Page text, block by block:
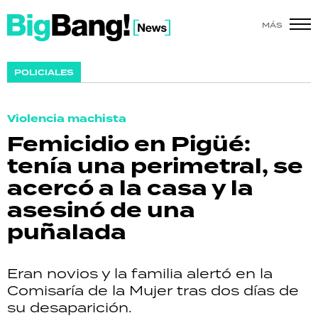
MÁS
POLICIALES
Violencia machista
Femicidio en Pigüé:
tenía una perimetral, se
acercó a la casa y la
asesinó de una
puñalada
Eran novios y la familia alertó en la
Comisaría de la Mujer tras dos días de
su desaparición.
SHOW
ACTUALIDAD
POLICIALES
ECONOMÍA
GRAN HERMANO
SALUD
DEPORTES